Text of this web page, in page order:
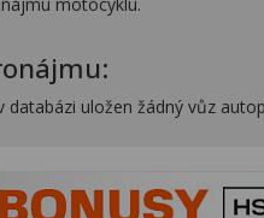
databázi uložen žádný vůz